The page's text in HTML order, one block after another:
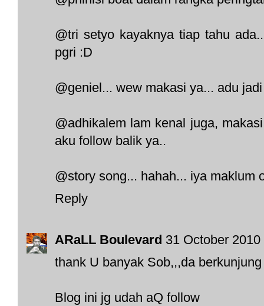
@tri setyo kayaknya tiap tahu
pgri :D
@geniel... wew makasi ya... adu
@adhikalem lam kenal juga,
aku follow balik ya..
@story song... hahah... iya maklum
Reply
ARaLL Boulevard 31 October
thank U banyak Sob,,,da
Blog ini jg udah aQ follow